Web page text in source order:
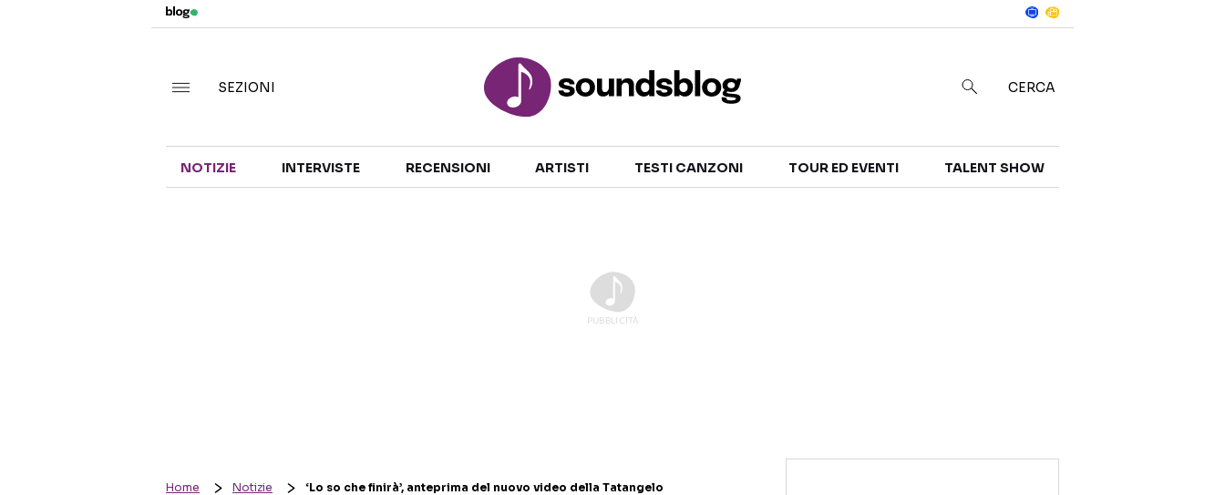
TALENT SHOW
SEZIONI CERCA
NOTIZIE INTERVISTE RECENSIONI ARTISTI TESTI CANZONI TOUR ED EVENTI TALENT SHOW
Home Notizie ‘Lo so che finirà’, anteprima del nuovo video della Tatangelo